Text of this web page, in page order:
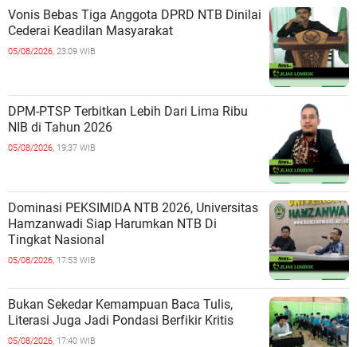
Vonis Bebas Tiga Anggota DPRD NTB Dinilai
Cederai Keadilan Masyarakat
05/08/2026, 23:09 WIB
DPM-PTSP Terbitkan Lebih Dari Lima Ribu
NIB di Tahun 2026
05/08/2026, 19:37 WIB
Dominasi PEKSIMIDA NTB 2026, Universitas
Hamzanwadi Siap Harumkan NTB Di
Tingkat Nasional
05/08/2026, 17:53 WIB
Bukan Sekedar Kemampuan Baca Tulis,
Literasi Juga Jadi Pondasi Berfikir Kritis
05/08/2026, 17:40 WIB